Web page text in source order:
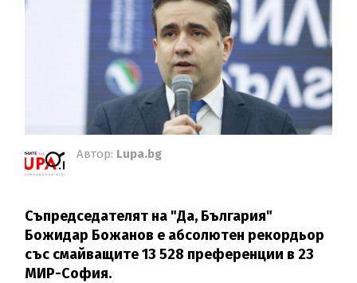
Автор: Lupa.bg
Съпредседателят на "Да, България"
Божидар Божанов е абсолютен рекордьор
със смайващите 13 528 преференции в 23
МИР-София.